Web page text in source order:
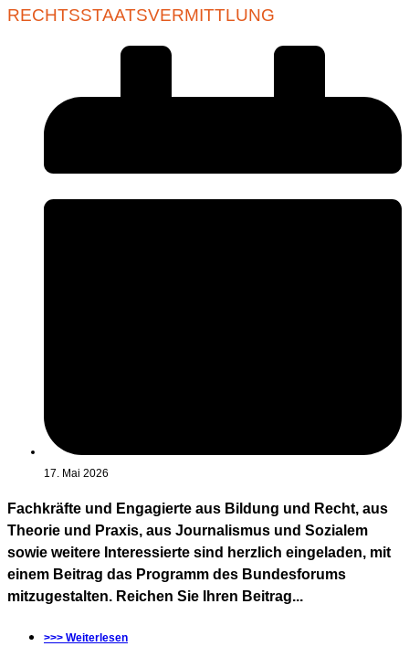
RECHTSSTAATSVERMITTLUNG
17. Mai 2026
Fachkräfte und Engagierte aus Bildung und Recht, aus
Theorie und Praxis, aus Journalismus und Sozialem
sowie weitere Interessierte sind herzlich eingeladen, mit
einem Beitrag das Programm des Bundesforums
mitzugestalten. Reichen Sie Ihren Beitrag...
>>> Weiterlesen